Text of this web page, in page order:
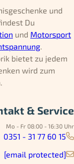
und
Du
und Motorsport
.
bietet zu jedem
wird zum
& Service
Mo - Fr 08:00 - 16:30 Uhr
0351 - 31 77 60 15
[email protected]